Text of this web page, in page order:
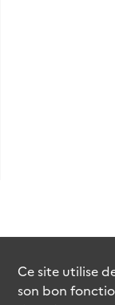
Ce site utilise
son bon